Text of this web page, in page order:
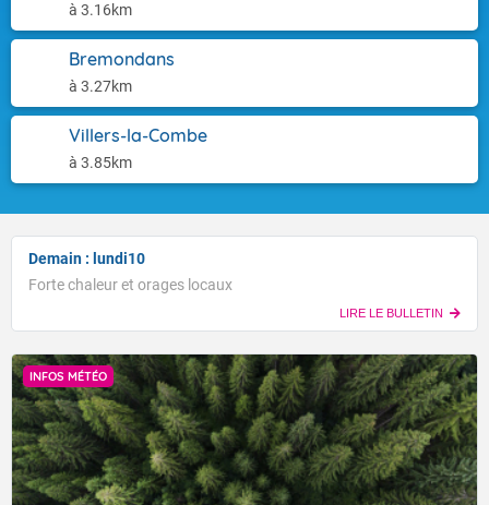
à 3.16km
Bremondans
à 3.27km
Villers-la-Combe
à 3.85km
Demain : lundi10
Forte chaleur et orages locaux
LIRE LE BULLETIN
INFOS MÉTÉO